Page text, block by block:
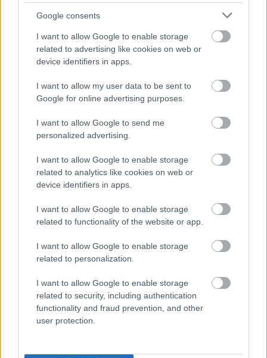
Google consents
I want to allow Google to enable storage
related to advertising like cookies on web or
device identifiers in apps.
I want to allow my user data to be sent to
Google for online advertising purposes.
I want to allow Google to send me
personalized advertising.
I want to allow Google to enable storage
related to analytics like cookies on web or
device identifiers in apps.
I want to allow Google to enable storage
related to functionality of the website or app.
I want to allow Google to enable storage
related to personalization.
I want to allow Google to enable storage
related to security, including authentication
functionality and fraud prevention, and other
user protection.
ÉLETMÓD
Igazság
LEGÚJABB POSZTOK: